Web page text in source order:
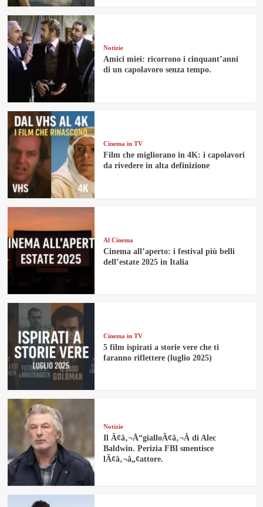
Notizie
Amici miei: ricorrono i cinquant’anni
di un capolavoro senza tempo.
Cinema in TV
Film che migliorano in 4K: i capolavori
da rivedere in alta definizione
Al Cinema
Cinema all’aperto: i festival più belli
dell’estate 2025 in Italia
Cinema in TV
5 film ispirati a storie vere che ti
faranno riflettere (luglio 2025)
Notizie
Il Ã¢â‚¬Å“gialloÃ¢â‚¬Â di Alec
Baldwin. Perizia FBI smentisce
lÃ¢â‚¬â„¢attore.